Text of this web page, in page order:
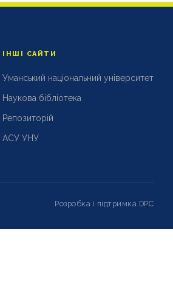
ІНШІ САЙТИ
Уманський національний університет
Наукова бібліотека
Репозиторій
АСУ УНУ
Розробка і підтримка DPC